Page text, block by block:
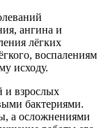
ангина и
лёгких
воспалениям
исходу.
и взрослых
бактериями.
а осложнениями